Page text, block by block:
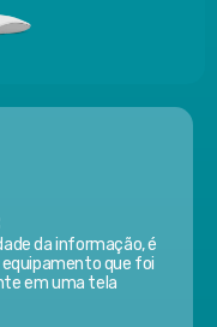
da informação, é
que foi
em uma tela